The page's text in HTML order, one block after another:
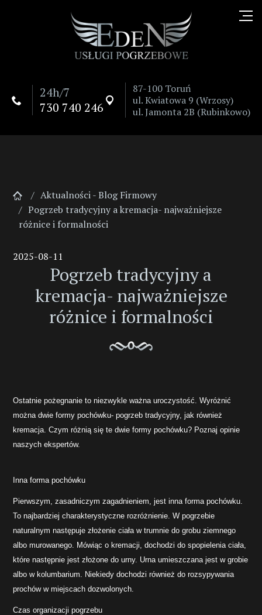

24h/7
730 740 246 
87-100 Toruń
ul. Kwiatowa 9 (Wrzosy)
ul. Jamonta 2B (Rubinkowo)
Aktualności - Blog Firmowy
Pogrzeb tradycyjny a kremacja- najważniejsze
różnice i formalności
2025-08-11
Pogrzeb tradycyjny a
kremacja- najważniejsze
różnice i formalności
Ostatnie pożegnanie to niezwykle ważna uroczystość. Wyróżnić
można dwie formy pochówku- pogrzeb tradycyjny, jak również
kremacja. Czym różnią się te dwie formy pochówku? Poznaj opinie
naszych ekspertów.
Inna forma pochówku
Pierwszym, zasadniczym zagadnieniem, jest inna forma pochówku.
To najbardziej charakterystyczne rozróżnienie. W pogrzebie
naturalnym następuje złożenie ciała w trumnie do grobu ziemnego
albo murowanego. Mówiąc o kremacji, dochodzi do spopielenia ciała,
które następnie jest złożone do urny. Urna umieszczana jest w grobie
albo w kolumbarium. Niekiedy dochodzi również do rozsypywania
prochów w miejscach dozwolonych.
Czas organizacji pogrzebu